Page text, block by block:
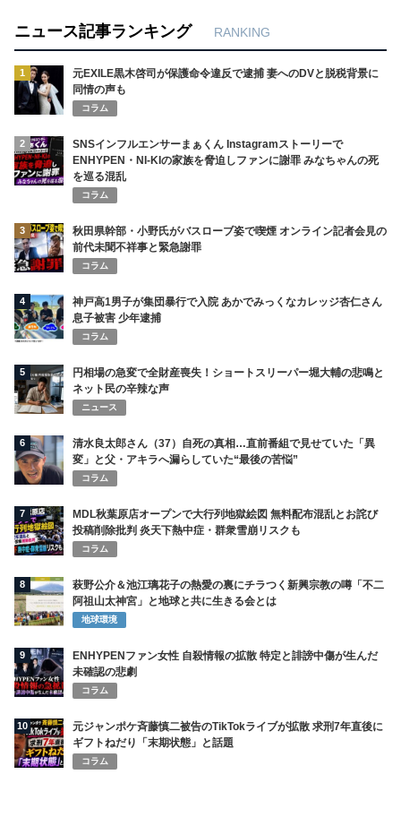
ニュース記事ランキング RANKING
1
元EXILE黒木啓司が保護命令違反で逮捕 妻へのDVと脱税背景に
同情の声も
コラム
2
SNSインフルエンサーまぁくん Instagramストーリーで
ENHYPEN・NI-KIの家族を脅迫しファンに謝罪 みなちゃんの死
を巡る混乱
コラム
3
秋田県幹部・小野氏がバスローブ姿で喫煙 オンライン記者会見の
前代未聞不祥事と緊急謝罪
コラム
4
神戸高1男子が集団暴行で入院 あかでみっくなカレッジ杏仁さん
息子被害 少年逮捕
コラム
5
円相場の急変で全財産喪失！ショートスリーパー堀大輔の悲鳴と
ネット民の辛辣な声
ニュース
6
清水良太郎さん（37）自死の真相…直前番組で見せていた「異
変」と父・アキラへ漏らしていた“最後の苦悩”
コラム
7
MDL秋葉原店オープンで大行列地獄絵図 無料配布混乱とお詫び
投稿削除批判 炎天下熱中症・群衆雪崩リスクも
コラム
8
萩野公介＆池江璃花子の熱愛の裏にチラつく新興宗教の噂「不二
阿祖山太神宮」と地球と共に生きる会とは
地球環境
9
ENHYPENファン女性 自殺情報の拡散 特定と誹謗中傷が生んだ
未確認の悲劇
コラム
10
元ジャンポケ斉藤慎二被告のTikTokライブが拡散 求刑7年直後に
ギフトねだり「末期状態」と話題
コラム